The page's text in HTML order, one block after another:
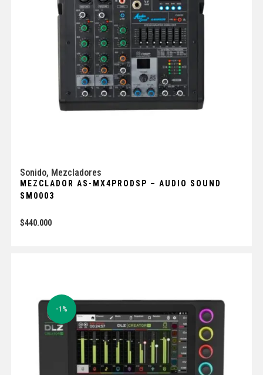
Sonido, Mezcladores
MEZCLADOR AS-MX4PRODSP – AUDIO SOUND
SM0003
$440.000
-1%